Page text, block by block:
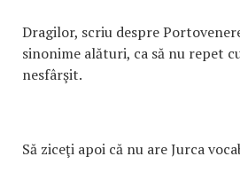
Dragilor, scriu despre
sinonime alături, ca să nu repet
nesfârşit.
Să ziceţi apoi că nu are Jurca